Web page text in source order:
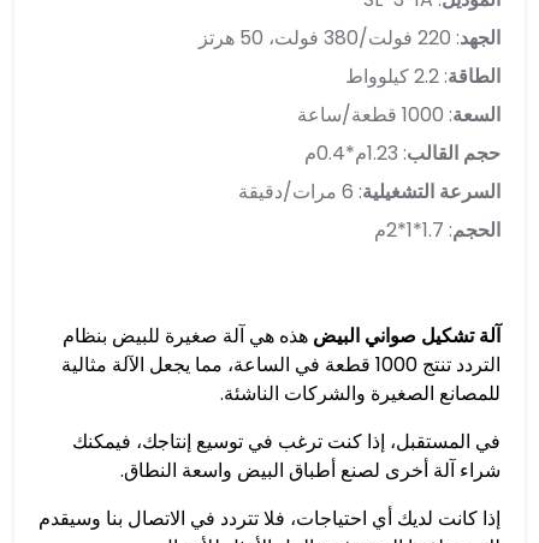
الجهد: 220 فولت/380 فولت، 50 هرتز
الطاقة: 2.2 كيلوواط
السعة: 1000 قطعة/ساعة
حجم القالب: 1.23م*0.4م
السرعة التشغيلية: 6 مرات/دقيقة
الحجم: 1.7*1*2م
آلة تشكيل صواني البيض هذه هي آلة صغيرة للبيض بنظام
التردد تنتج 1000 قطعة في الساعة، مما يجعل الآلة مثالية
للمصانع الصغيرة والشركات الناشئة.
في المستقبل، إذا كنت ترغب في توسيع إنتاجك، فيمكنك
شراء آلة أخرى لصنع أطباق البيض واسعة النطاق.
إذا كانت لديك أي احتياجات، فلا تتردد في الاتصال بنا وسيقدم